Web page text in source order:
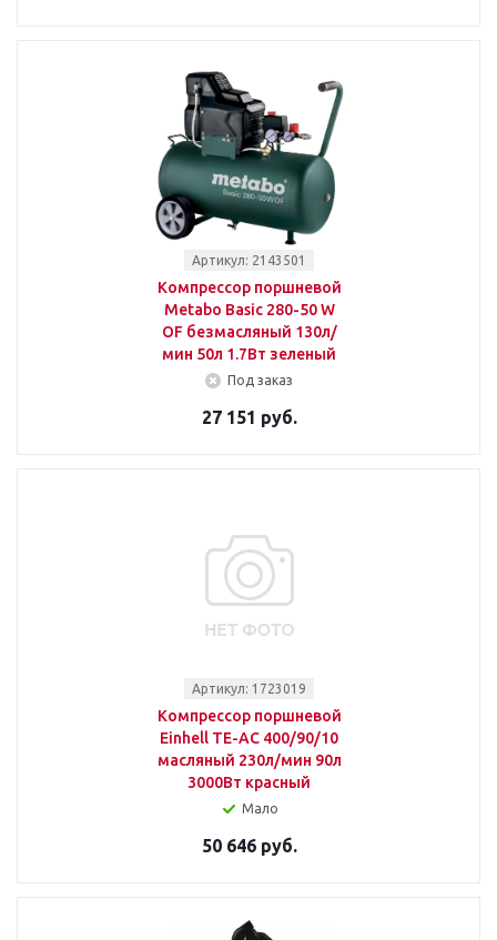
Артикул: 2143501
Компрессор поршневой
Metabo Basic 280-50 W
OF безмасляный 130л/
мин 50л 1.7Вт зеленый
Под заказ
27 151 руб.
Артикул: 1723019
Компрессор поршневой
Einhell TE-AC 400/90/10
масляный 230л/мин 90л
3000Вт красный
Мало
50 646 руб.